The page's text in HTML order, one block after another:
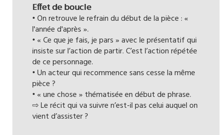
Effet de boucle
• On retrouve le refrain du début de la pièce : «
l'année d'après ».
• « Ce que je fais, je pars » avec le présentatif qui
insiste sur l’action de partir. C’est l’action répétée
de ce personnage.
• Un acteur qui recommence sans cesse la même
pièce ?
• « une chose » thématisée en début de phrase.
⇨ Le récit qui va suivre n’est-il pas celui auquel on
vient d’assister ?